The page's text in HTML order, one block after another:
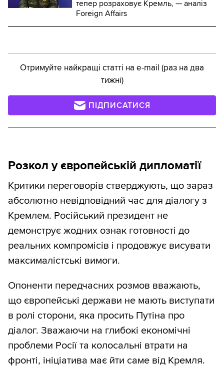
тепер розраховує Кремль, — аналіз
Foreign Affairs
Отримуйте найкращі статті на e-mail (раз на два
тижні)
ПІДПИСАТИСЯ
Розкол у європейській дипломатії
Критики переговорів стверджують, що зараз
абсолютно невідповідний час для діалогу з
Кремлем. Російський президент не
демонструє жодних ознак готовності до
реальних компромісів і продовжує висувати
максималістські вимоги.
Опоненти передчасних розмов вважають,
що європейські держави не мають виступати
в ролі сторони, яка просить Путіна про
діалог. Зважаючи на глибокі економічні
проблеми Росії та колосальні втрати на
фронті, ініціатива має йти саме від Кремля.